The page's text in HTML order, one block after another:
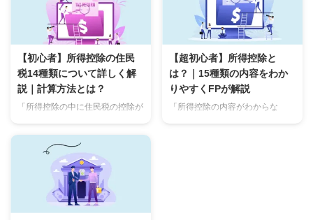
っておきたいことは多いはず。
この記事では 手渡しの副業収入
は確定申告が必要か バレずに副
則がある を紹介します。 実は金
額や条件によって申告が必要ない
ケースもあります。税務署の調査
対象になるラインや罰則も詳しく
を読み終わるとお金を手渡しで受
け取る場合の基礎知識やリスクを
知ることができ、コソコソしなく
にしていなかった1人です。年金
生活で今まで通りの生活をできる
のか不安を感じました。 実際に
ない人も多いのではないでしょう
か。 公務員は年金をいくらもら
えるのか 職業によって年金は違
うのかを知る 年金と退職金での
【初心者】所得控除の住民
税14種類について詳しく解
説｜計算方法とは？
「所得控除の中に住民税の控除が
算は所得税と同じ？」「住民税の
控除は確定申告しないとダメなの
かな・・・」 こんな悩みをもっ
ていませんか。 この記事にたど
り着いたあなたは所得控除の中に
所得税控除と住民税控除があるこ
【超初心者】所得控除と
は？｜15種類の内容をわか
りやすくFPが解説
「所得控除の内容がわからな